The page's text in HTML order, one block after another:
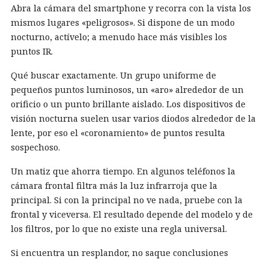
Abra la cámara del smartphone y recorra con la vista los
mismos lugares «peligrosos». Si dispone de un modo
nocturno, actívelo; a menudo hace más visibles los
puntos IR.
Qué buscar exactamente. Un grupo uniforme de
pequeños puntos luminosos, un «aro» alrededor de un
orificio o un punto brillante aislado. Los dispositivos de
visión nocturna suelen usar varios diodos alrededor de la
lente, por eso el «coronamiento» de puntos resulta
sospechoso.
Un matiz que ahorra tiempo. En algunos teléfonos la
cámara frontal filtra más la luz infrarroja que la
principal. Si con la principal no ve nada, pruebe con la
frontal y viceversa. El resultado depende del modelo y de
los filtros, por lo que no existe una regla universal.
Si encuentra un resplandor, no saque conclusiones